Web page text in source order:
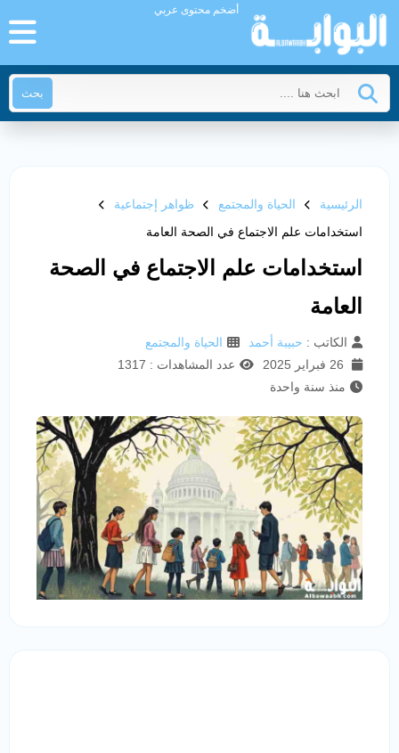
أضخم محتوى عربي
بحث
الرئيسية الحياة والمجتمع
ظواهر إجتماعية
استخدامات علم الاجتماع في الصحة العامة
استخدامات علم الاجتماع في الصحة
العامة
الكاتب : حبيبة أحمد
الحياة والمجتمع
عدد المشاهدات : 1317
منذ سنة واحدة